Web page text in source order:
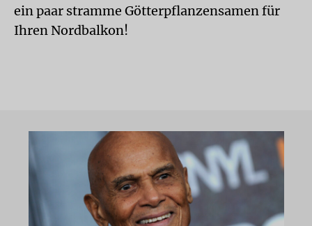
ein paar stramme Götterpflanzensamen für
Ihren Nordbalkon!